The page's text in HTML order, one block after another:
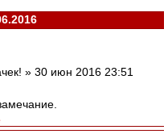
» 30 июн 2016 23:51